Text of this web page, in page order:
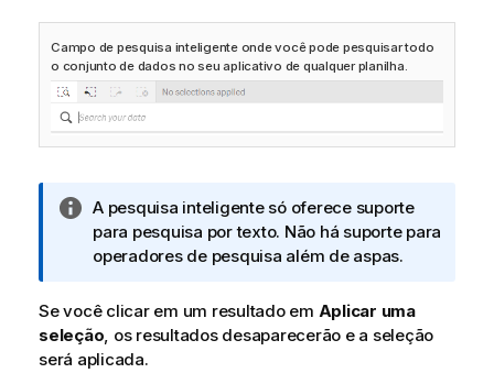
Campo de pesquisa inteligente onde você pode pesquisar todo
o conjunto de dados no seu aplicativo de qualquer planilha.
N
o
t
i
n
f
A pesquisa inteligente só oferece suporte
para pesquisa por texto. Não há suporte para
operadores de pesquisa além de aspas.
Se você clicar em um resultado em Aplicar uma
seleção, os resultados desaparecerão e a seleção
será aplicada.